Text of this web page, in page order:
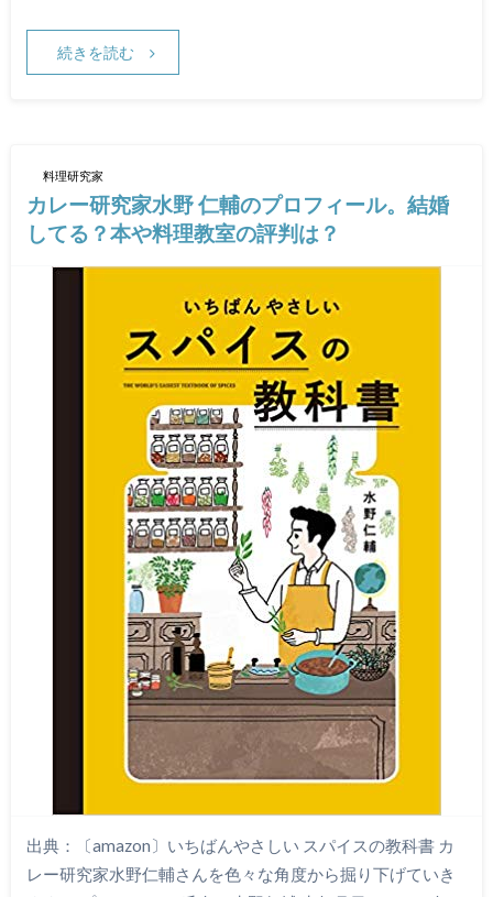
続きを読む
料理研究家
カレー研究家水野 仁輔のプロフィール。結婚
してる？本や料理教室の評判は？
出典：〔amazon〕いちばんやさしい スパイスの教科書 カ
レー研究家水野仁輔さんを色々な角度から掘り下げていき